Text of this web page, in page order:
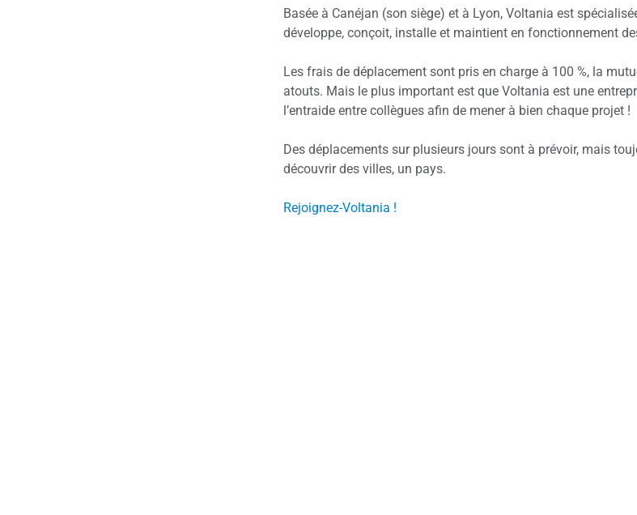
Basée à Canéjan (son siège) et à Lyon, Voltania est
développe, conçoit, installe et maintient en fonctionnement
Les frais de déplacement sont pris en charge à 100 %, la
atouts. Mais le plus important est que Voltania est une
l’entraide entre collègues afin de mener à bien chaque projet !
Des déplacements sur plusieurs jours sont à prévoir, mais
découvrir des villes, un pays.
Rejoignez-Voltania !